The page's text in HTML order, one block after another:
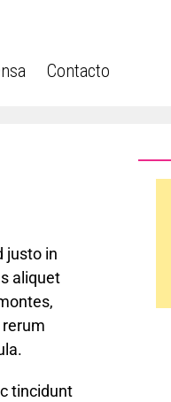
Contacto
justo in
aliquet
tincidunt